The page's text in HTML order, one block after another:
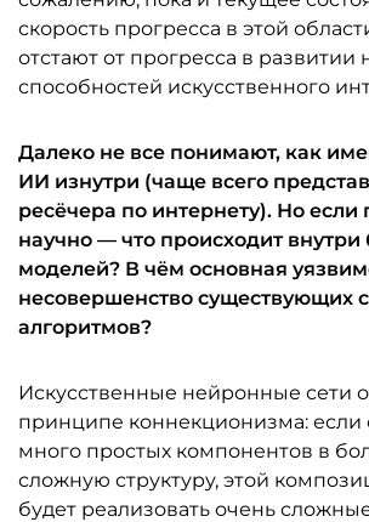
скорость прогресса в этой
отстают от прогресса в развитии
способностей искусственного
Далеко не все понимают, как
ИИ изнутри (чаще всего
ресёчера по интернету). Но если
научно — что происходит
моделей? В чём основная
несовершенство существующих
алгоритмов?
Искусственные нейронные сети
принципе коннекционизма: если
много простых компонентов в
сложную структуру, этой
будет реализовать очень